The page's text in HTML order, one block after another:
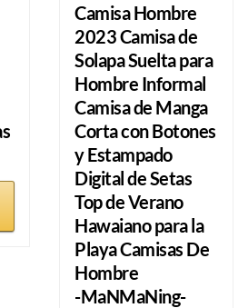
Camisa Hombre
2023 Camisa de
Solapa Suelta para
Hombre Informal
Camisa de Manga
Corta con Botones
y Estampado
Digital de Setas
Top de Verano
Hawaiano para la
Playa Camisas De
Hombre
-MaNMaNing-